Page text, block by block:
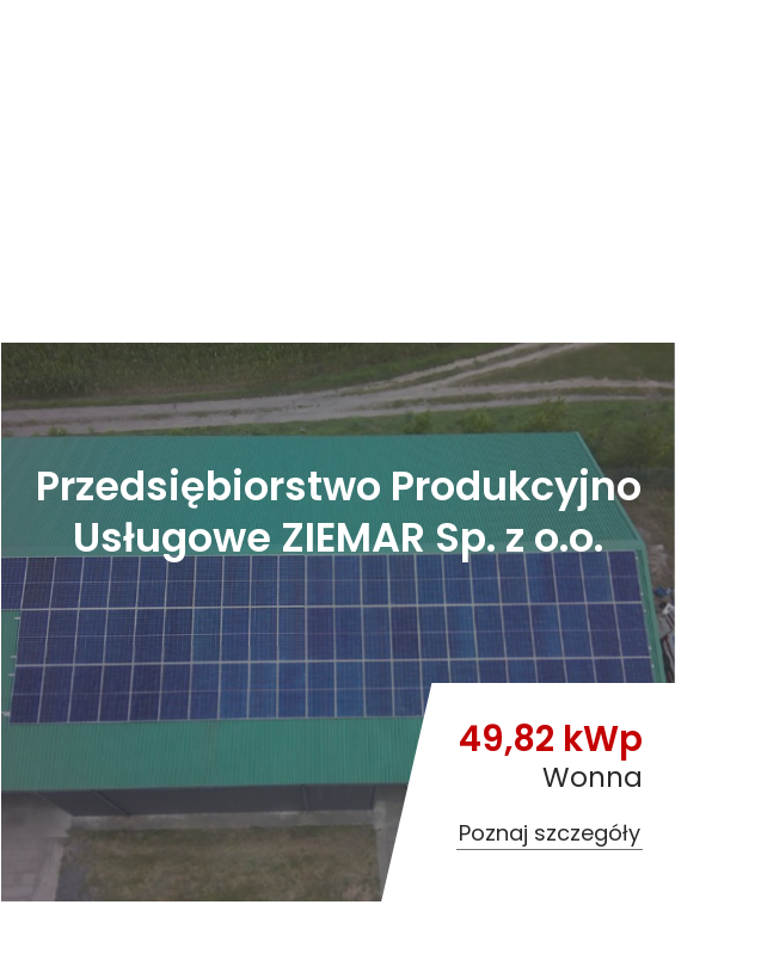
Przedsiębiorstwo Produkcyjno
Usługowe ZIEMAR Sp. z o.o.
49,82 kWp
Wonna
Poznaj szczegóły